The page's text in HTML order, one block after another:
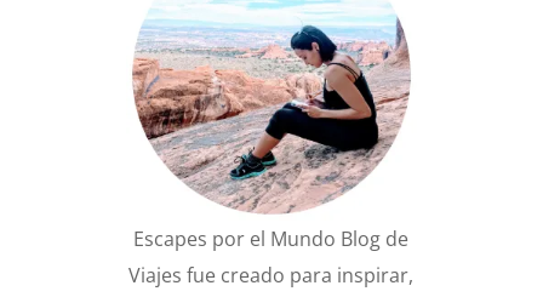
Escapes por el Mundo Blog de
Viajes fue creado para inspirar,